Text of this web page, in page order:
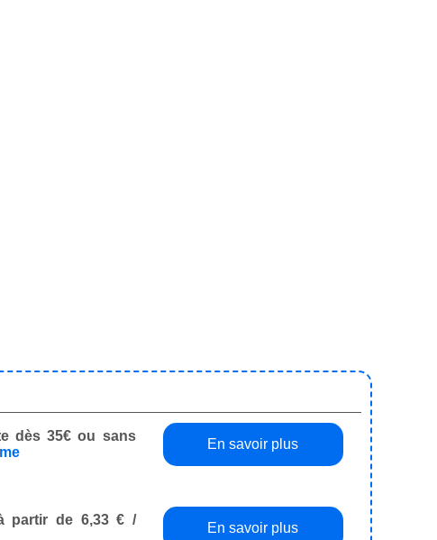
dès 35€ ou sans
En savoir plus
partir de 6,33 € /
En savoir plus